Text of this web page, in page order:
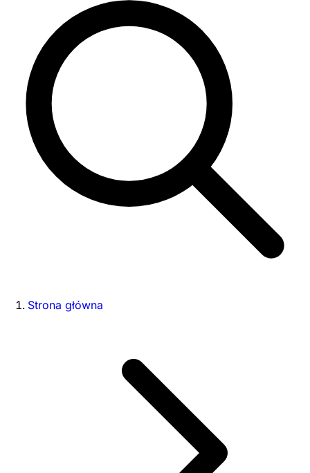
Strona główna